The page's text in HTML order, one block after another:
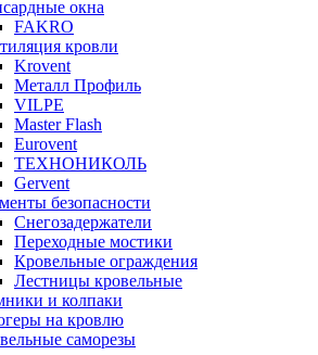
окна
FAKRO
кровли
Krovent
Металл Профиль
VILPE
Master Flash
Eurovent
ТЕХНОНИКОЛЬ
Gervent
безопасности
Снегозадержатели
Переходные мостики
Кровельные ограждения
Лестницы кровельные
и колпаки
на кровлю
саморезы